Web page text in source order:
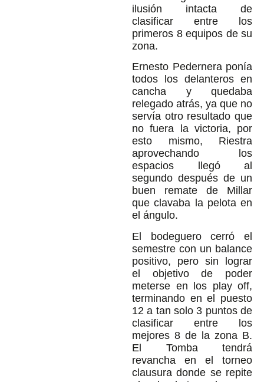
ilusión intacta de
clasificar entre los
primeros 8 equipos de su
zona.
Ernesto Pedernera ponía
todos los delanteros en
cancha y quedaba
relegado atrás, ya que no
servía otro resultado que
no fuera la victoria, por
esto mismo, Riestra
aprovechando los
espacios llegó al
segundo después de un
buen remate de Millar
que clavaba la pelota en
el ángulo.
El bodeguero cerró el
semestre con un balance
positivo, pero sin lograr
el objetivo de poder
meterse en los play off,
terminando en el puesto
12 a tan solo 3 puntos de
clasificar entre los
mejores 8 de la zona B.
El Tomba tendrá
revancha en el torneo
clausura donde se repite